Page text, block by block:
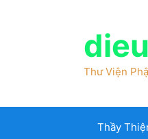
Thư Viện
Thầy